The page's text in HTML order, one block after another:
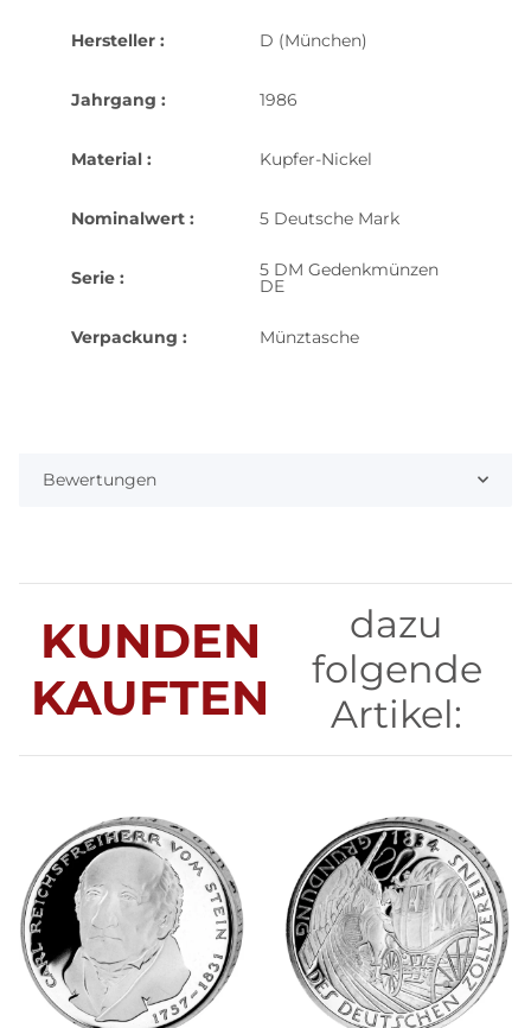
Hersteller : D (München)
Jahrgang : 1986
Material : Kupfer-Nickel
Nominalwert : 5 Deutsche Mark
Serie : 5 DM Gedenkmünzen
DE
Verpackung : Münztasche
Bewertungen
KUNDEN
KAUFTEN
dazu
folgende
Artikel: